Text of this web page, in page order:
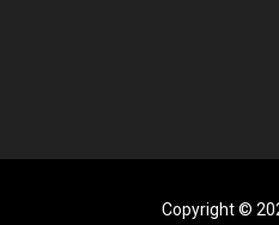
Copyright ©